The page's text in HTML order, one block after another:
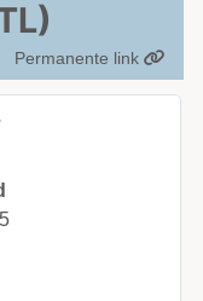
Permanente link